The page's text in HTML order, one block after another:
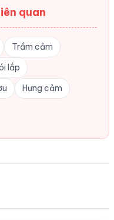
quan
Trầm cảm
lắp
Hưng cảm